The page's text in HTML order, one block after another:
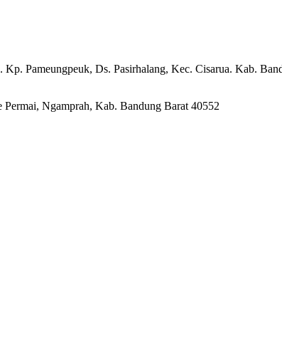
Pameungpeuk, Ds. Pasirhalang, Kec. Cisarua. Kab.
Ngamprah, Kab. Bandung Barat 40552